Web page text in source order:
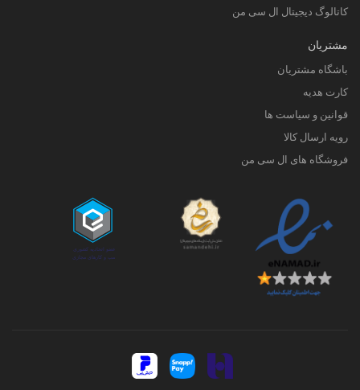
کاتالوگ دیجیتال ال سی من
مشتریان
باشگاه مشتریان
کارت هدیه
قوانین و سیاست ها
رویه ارسال کالا
فروشگاه های ال سی من